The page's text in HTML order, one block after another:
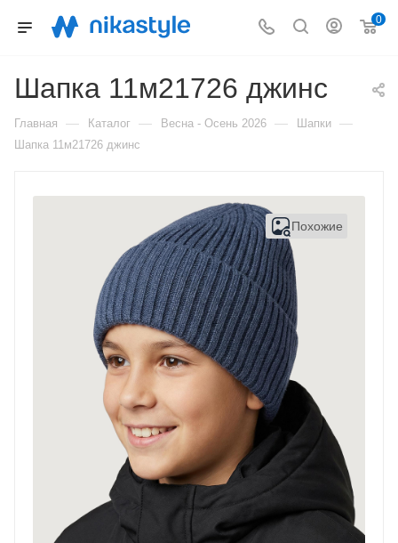
0
Шапка 11м21726 джинс
Главная — Каталог — Весна - Осень 2026 — Шапки —
Шапка 11м21726 джинс
Похожие